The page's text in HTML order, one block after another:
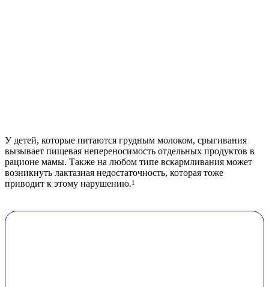
У детей, которые питаются грудным молоком, срыгивания
вызывает пищевая непереносимость отдельных продуктов в
рационе мамы. Также на любом типе вскармливания может
возникнуть лактазная недостаточность, которая тоже
приводит к этому нарушению.1